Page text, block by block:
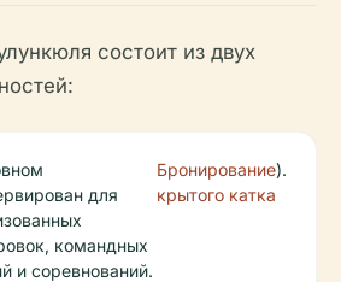
состоит из двух
для
командных
и соревнований.
Бронирование
крытого катка
).